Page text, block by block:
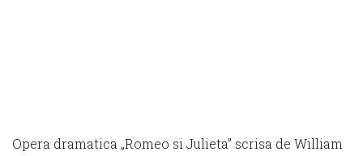
Opera dramatica „Romeo si Julieta” scrisa de William